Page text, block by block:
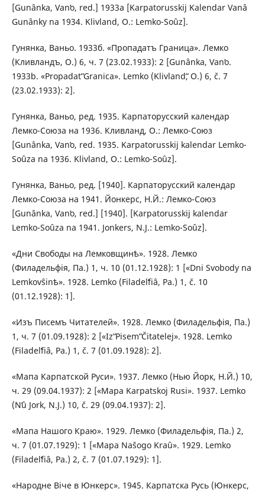
[Gunânka, Vanʹo, red.] 1933а [Karpatorusskij Kalendar Vanâ
Gunânky na 1934. Klivland, O.: Lemko-Soûz].
Гунянка, Ваньо. 1933б. «Пропадатъ Граница». Лемко
(Кливландъ, О.) 6, ч. 7 (23.02.1933): 2 [Gunânka, Vanʹo.
1933b. «Propadatʺ Granica». Lemko (Klivlandʺ, O.) 6, č. 7
(23.02.1933): 2].
Гунянка, Ваньо, ред. 1935. Карпаторусский календар
Лемко-Союза на 1936. Кливланд, О.: Лемко-Союз
[Gunânka, Vanʹo, red. 1935. Karpatorusskij kalendar Lemko-
Soûza na 1936. Klivland, O.: Lemko-Soûz].
Гунянка, Ваньо, ред. [1940]. Карпаторусский календар
Лемко-Союза на 1941. Йонкерс, Н.Й.: Лемко-Союз
[Gunânka, Vanʹo, red.] [1940]. [Karpatorusskij kalendar
Lemko-Soûza na 1941. Jonkers, N.J.: Lemko-Soûz].
«Дни Свободы на Лемковщинѣ». 1928. Лемко
(Филадельфія, Па.) 1, ч. 10 (01.12.1928): 1 [«Dni Svobody na
Lemkovŝinѣ». 1928. Lemko (Filadelʹfіâ, Pa.) 1, č. 10
(01.12.1928): 1].
«Изъ Писемъ Читателей». 1928. Лемко (Филадельфія, Па.)
1, ч. 7 (01.09.1928): 2 [«Izʺ Pisemʺ Čitatelej». 1928. Lemko
(Filadelʹfіâ, Pa.) 1, č. 7 (01.09.1928): 2].
«Мапа Карпатской Руси». 1937. Лемко (Нью Йорк, Н.Й.) 10,
ч. 29 (09.04.1937): 2 [«Mapa Karpatskoj Rusi». 1937. Lemko
(Nʹû Jork, N.J.) 10, č. 29 (09.04.1937): 2].
«Мапа Нашого Краю». 1929. Лемко (Филадельфія, Па.) 2,
ч. 7 (01.07.1929): 1 [«Mapa Našogo Kraû». 1929. Lemko
(Filadelʹfіâ, Pa.) 2, č. 7 (01.07.1929): 1].
«Народне Віче в Юнкерс». 1945. Карпатска Русь (Юнкерс,